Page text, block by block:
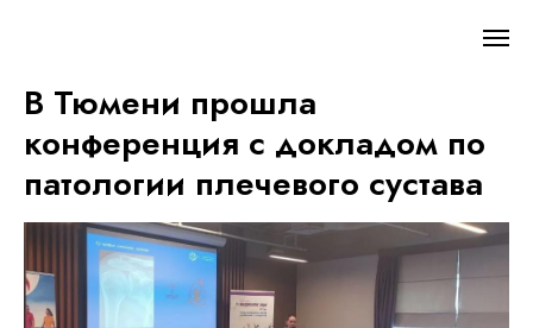
В Тюмени прошла
конференция с докладом по
патологии плечевого сустава